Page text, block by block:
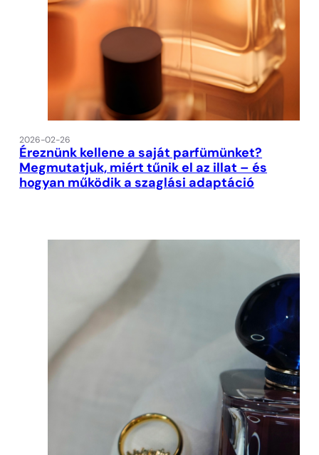
2026-02-26
Éreznünk kellene a saját parfümünket?
Megmutatjuk, miért tűnik el az illat – és
hogyan működik a szaglási adaptáció